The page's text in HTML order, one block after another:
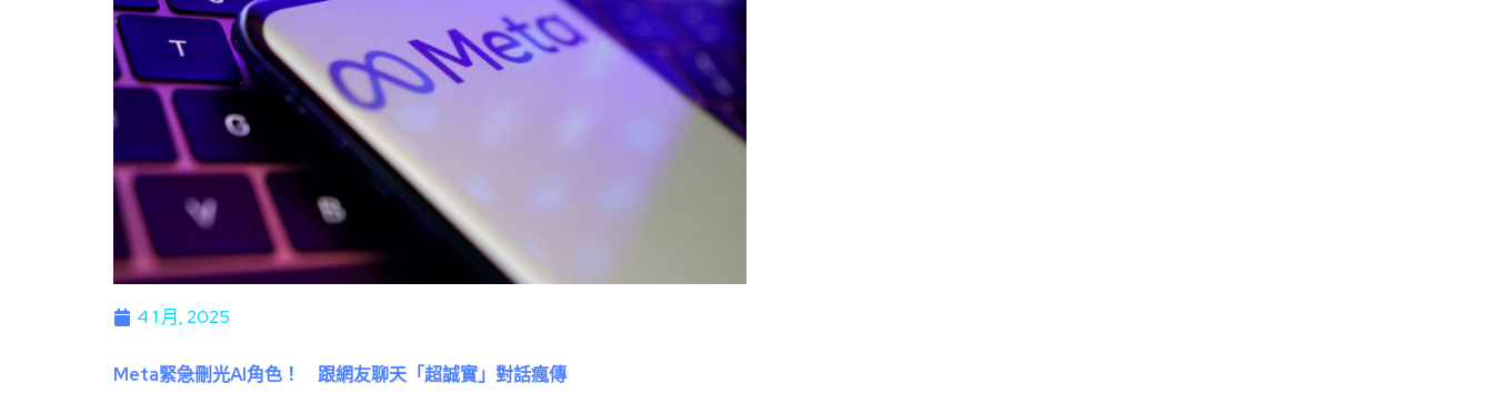
4 1 月, 2025
Meta緊急刪光AI角色！ 跟網友聊天「超誠實」對話瘋傳